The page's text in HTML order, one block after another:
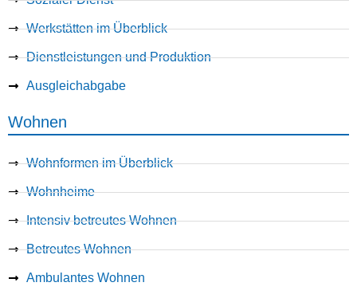
Werkstätten im Überblick
Dienstleistungen und Produktion
Ausgleichabgabe
Wohnen
Wohnformen im Überblick
Wohnheime
Intensiv betreutes Wohnen
Betreutes Wohnen
Ambulantes Wohnen